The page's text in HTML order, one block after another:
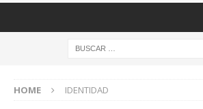
HOME IDENTIDAD